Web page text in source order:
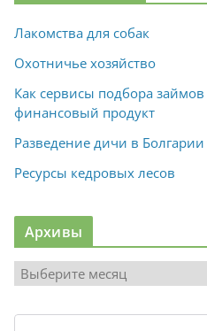
Лакомства для собак
Охотничье хозяйство
Как сервисы подбора
финансовый продукт
Разведение дичи в Болгарии
Ресурсы кедровых лесов
Архивы
х